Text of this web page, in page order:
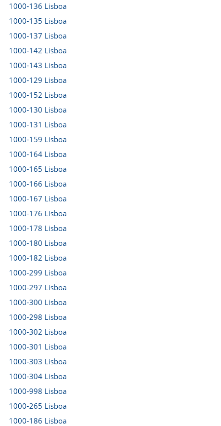
1000-136 Lisboa
1000-135 Lisboa
1000-137 Lisboa
1000-142 Lisboa
1000-143 Lisboa
1000-129 Lisboa
1000-152 Lisboa
1000-130 Lisboa
1000-131 Lisboa
1000-159 Lisboa
1000-164 Lisboa
1000-165 Lisboa
1000-166 Lisboa
1000-167 Lisboa
1000-176 Lisboa
1000-178 Lisboa
1000-180 Lisboa
1000-182 Lisboa
1000-299 Lisboa
1000-297 Lisboa
1000-300 Lisboa
1000-298 Lisboa
1000-302 Lisboa
1000-301 Lisboa
1000-303 Lisboa
1000-304 Lisboa
1000-998 Lisboa
1000-265 Lisboa
1000-186 Lisboa